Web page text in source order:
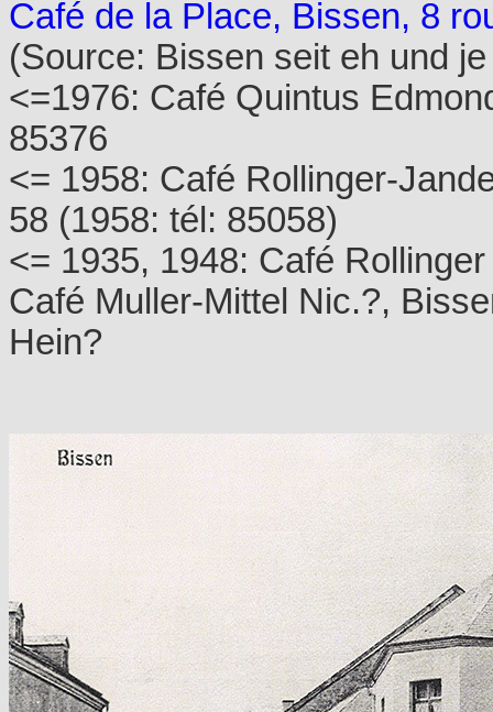
Café de la Place, Bissen, 8
(Source: Bissen seit eh und
<=1976: Café Quintus
85376
<= 1958: Café Rollinger-
58 (1958: tél: 85058)
<= 1935, 1948: Café
Café Muller-Mittel Nic.?,
Hein?